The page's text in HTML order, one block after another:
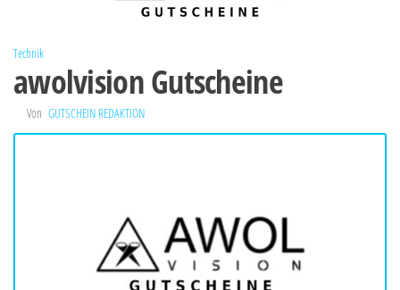
Technik
awolvision Gutscheine
Von GUTSCHEIN REDAKTION